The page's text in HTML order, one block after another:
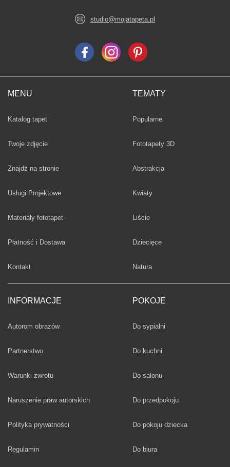
MENU
Katalog tapet
Twoje zdjęcie
Znajdż na stronie
Usługi Projektowe
Materiały fototapet
Płatność i Dostawa
Kontakt
INFORMACJE
Autorom obrazów
Partnerstwo
Warunki zwrotu
Naruszenie praw autorskich
Polityka prywatności
Regulamin
TEMATY
Fototapety
Popularne
Fototapety 3D
Fototapety
Abstrakcja
Fototapety
Kwiaty
Fototapety
Liście
Fototapety
Dziecięce
Fototapety
Natura
POKOJE
Fototapety
Do sypialni
Fototapety
Do kuchni
Fototapety
Do salonu
Fototapety
Do przedpokoju
Fototapety
Do pokoju dziecka
Fototapety
Do biura
studio@mojatapeta.pl